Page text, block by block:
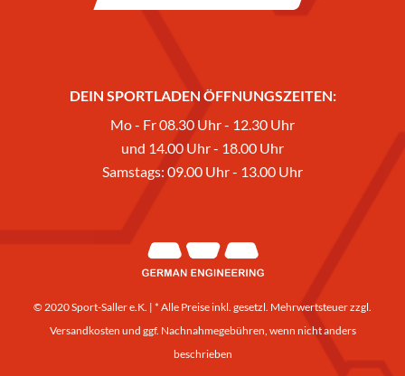
DEIN SPORTLADEN ÖFFNUNGSZEITEN:
Mo - Fr 08.30 Uhr - 12.30 Uhr
und 14.00 Uhr - 18.00 Uhr
Samstags: 09.00 Uhr - 13.00 Uhr
© 2020 Sport-Saller e.K. | * Alle Preise inkl. gesetzl. Mehrwertsteuer zzgl.
Versandkosten und ggf. Nachnahmegebühren, wenn nicht anders
beschrieben